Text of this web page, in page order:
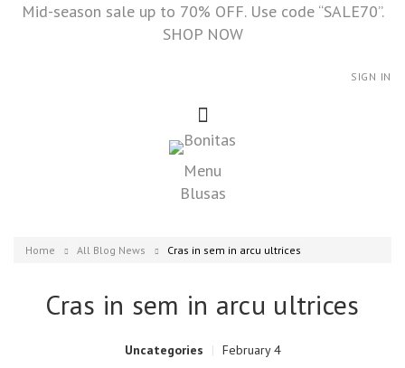
Mid-season sale up to 70% OFF. Use code “SALE70”.
SHOP NOW
SIGN IN
Menu
Blusas
Home All Blog News Cras in sem in arcu ultrices
Cras in sem in arcu ultrices
Uncategories February 4